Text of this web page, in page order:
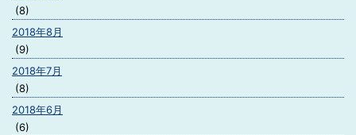
(8)
2018年8月
(9)
2018年7月
(8)
2018年6月
(6)